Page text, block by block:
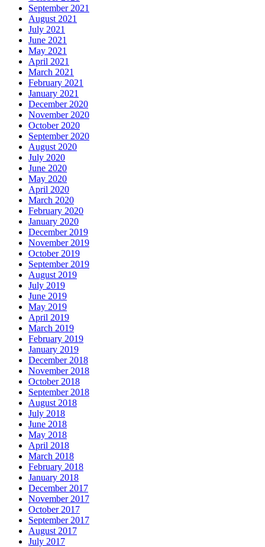
September 2021
August 2021
July 2021
June 2021
May 2021
April 2021
March 2021
February 2021
January 2021
December 2020
November 2020
October 2020
September 2020
August 2020
July 2020
June 2020
May 2020
April 2020
March 2020
February 2020
January 2020
December 2019
November 2019
October 2019
September 2019
August 2019
July 2019
June 2019
May 2019
April 2019
March 2019
February 2019
January 2019
December 2018
November 2018
October 2018
September 2018
August 2018
July 2018
June 2018
May 2018
April 2018
March 2018
February 2018
January 2018
December 2017
November 2017
October 2017
September 2017
August 2017
July 2017